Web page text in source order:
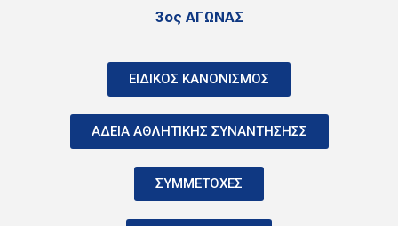
3ος ΑΓΩΝΑΣ
ΕΙΔΙΚΟΣ ΚΑΝΟΝΙΣΜΟΣ
ΑΔΕΙΑ ΑΘΛΗΤΙΚΗΣ ΣΥΝΑΝΤΗΣΗΣΣ
ΣΥΜΜΕΤΟΧΕΣ